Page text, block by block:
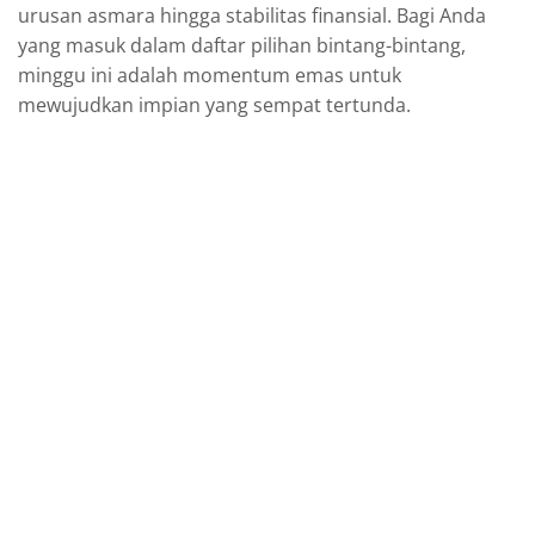
urusan asmara hingga stabilitas finansial. Bagi Anda
yang masuk dalam daftar pilihan bintang-bintang,
minggu ini adalah momentum emas untuk
mewujudkan impian yang sempat tertunda.